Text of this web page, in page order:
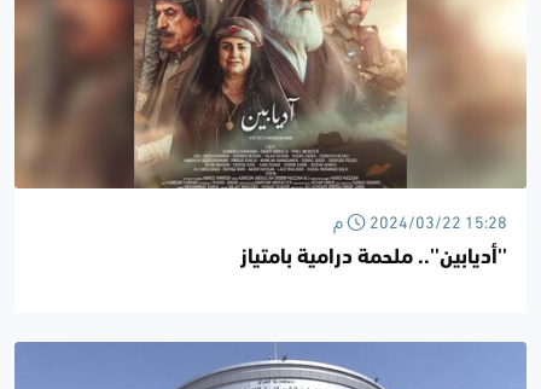
2024/03/22 15:28 م
''أديابين''.. ملحمة درامية بامتياز